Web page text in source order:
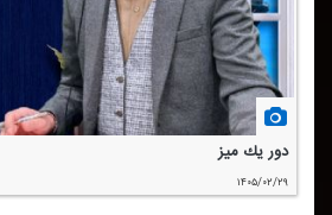
دور یك میز
۱۴۰۵/۰۲/۲۹